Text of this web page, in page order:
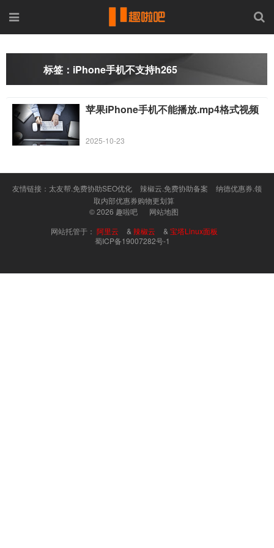
标签：iPhone手机不支持h265
苹果iPhone手机不能播放.mp4格式视频
2025-10-23
友情链接： 太友帮.免费协助SEO优化 辣椒云.免费协助备案
纳德优惠券.领
取内部优惠券购物更划算
© 2026 趣啦吧
网站地图
网站托管于： 阿里云 & 辣椒云 & 宝塔Linux面板
蜀ICP备19007282号-1